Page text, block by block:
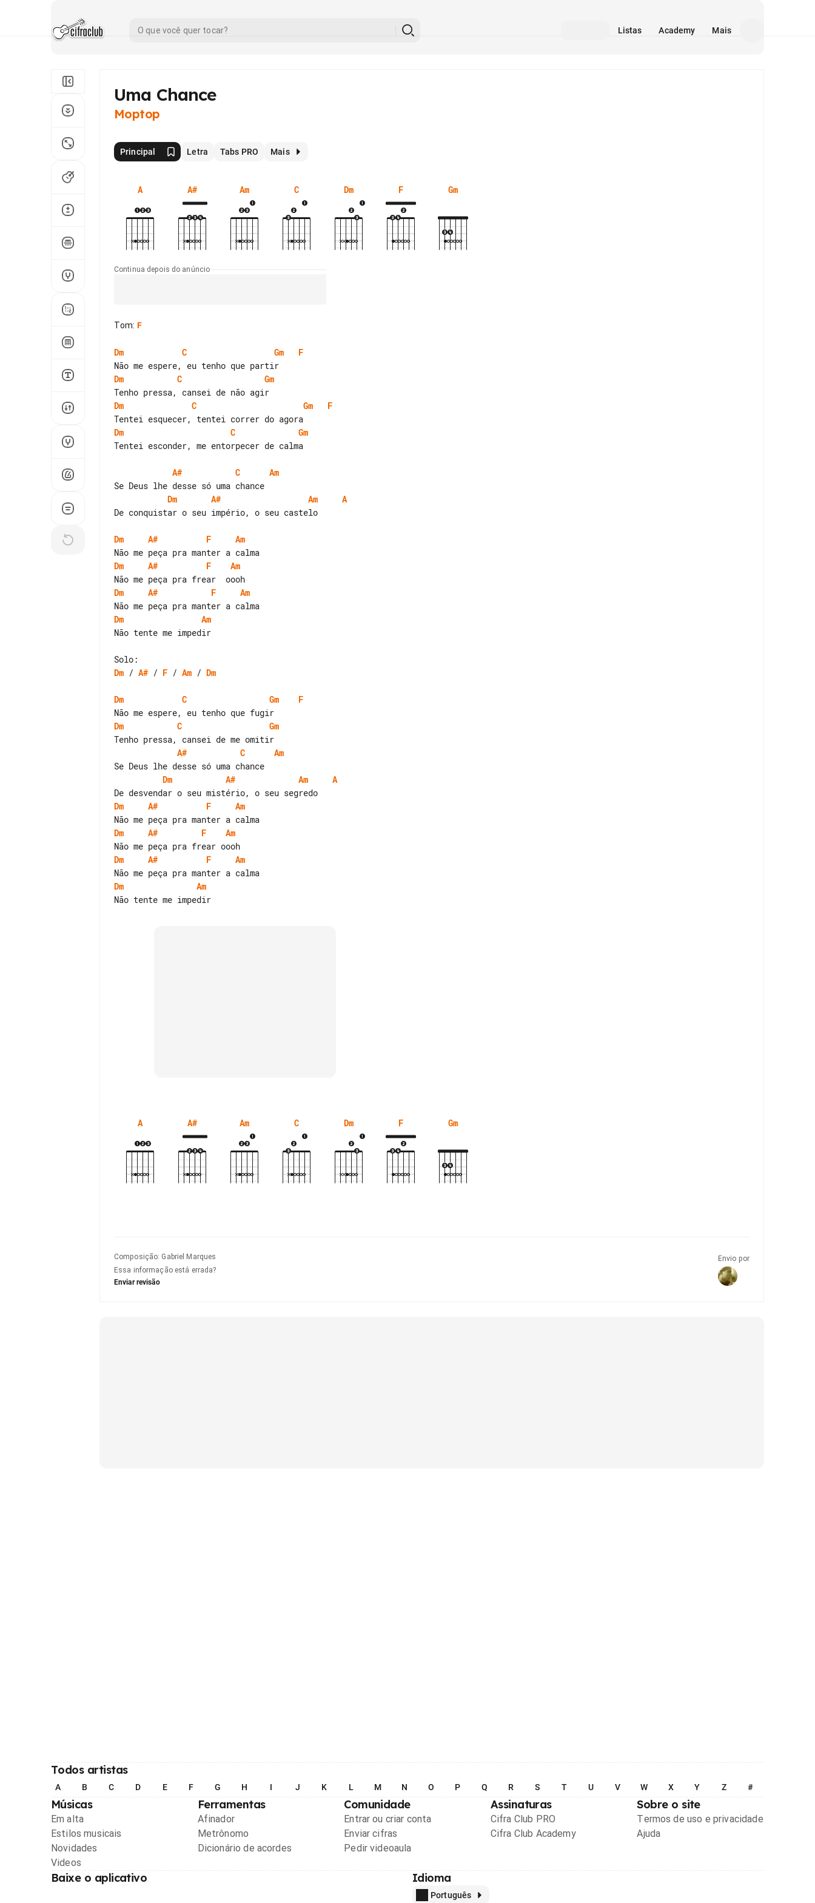
Listas Academy Mais
Uma Chance
Moptop
Principal Letra Tabs PRO Mais
A A# Am C Dm F Gm
Continua depois do anúncio
Tom: F
Dm C Gm
F
Dm
C
Gm
Dm
C Gm
F
Dm
C
Gm
Tentei esconder, me entorpecer de calma
A# C
Am
Dm
A# Am
A
De conquistar o seu império, o seu castelo
Dm A# F
Am
Dm
A# F
Am
Dm
A# F
Am
Dm
Am
Não tente me impedir
Dm / A# / F / Am / Dm
Dm C Gm
F
Dm
C
Gm
A#
C
Am
Dm
A# Am
A
Dm
A# F
Am
Dm
A# F
Am
Dm
A# F
Am
Dm
Am
A A# Am C Dm F Gm
Composição: Gabriel Marques
Essa informação está errada?
Enviar revisão
Envio por
Todos artistas
A B C D E F G H I J K L M N O P Q R S T U V W X Y Z #
Músicas
Em alta
Estilos musicais
Novidades
Videos
Ferramentas
Afinador
Metrônomo
Dicionário de acordes
Comunidade
Entrar ou criar conta
Enviar cifras
Pedir videoaula
Assinaturas
Cifra Club PRO
Cifra Club Academy
Sobre o site
Termos de uso e privacidade
Ajuda
Baixe o aplicativo Idioma
Português